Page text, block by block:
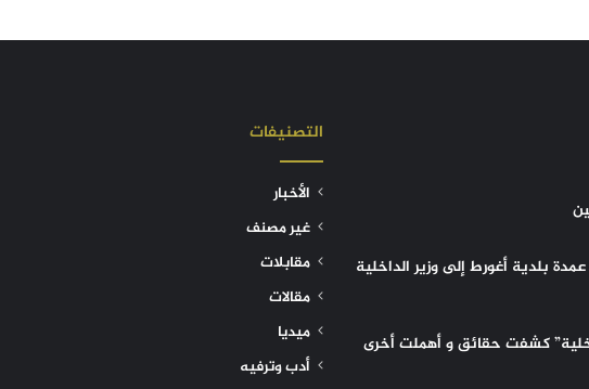
بلدية أغورط إلى وزير الداخلية
كشفت حقائق و أهملت أخرى
التصنيفات
الأخبار
غير مصنف
مقابلات
مقالات
ميديا
أدب وترفيه